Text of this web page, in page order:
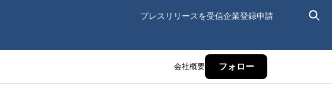
プレスリリースを受信企業登録申請
会社概要 フォロー